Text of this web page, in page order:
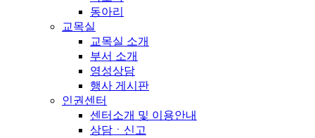
동아리
교목실
교목실 소개
부서 소개
영성상담
행사 게시판
인권센터
센터소개 및 이용안내
상담ㆍ신고